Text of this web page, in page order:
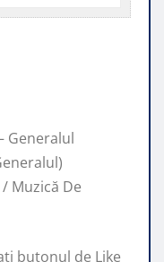
Generalul
Muzică De
butonul de Like